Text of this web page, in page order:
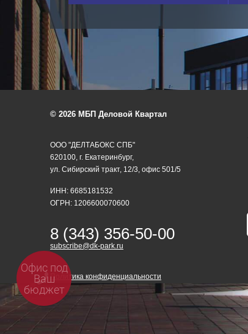
© 2026 МБП Деловой Квартал
ООО "ДЕЛТАБОКС СПБ"
620100, г. Екатеринбург,
ул. Сибирский тракт, 12/3, офис 501/5
ИНН: 6685181532
ОГРН: 1206600070600
8 (343) 356-50-00
subscribe@dk-park.ru
Политика конфиденциальности
Офис под
Ваш
бюджет